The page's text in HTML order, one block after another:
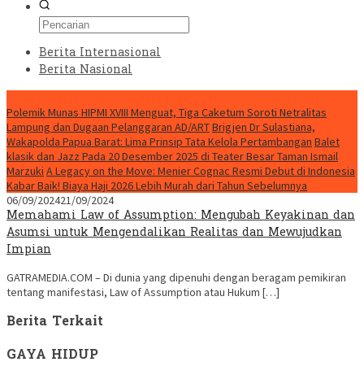
Berita Internasional
Berita Nasional
Polemik Munas HIPMI XVIII Menguat, Tiga Caketum Soroti Netralitas
Lampung dan Dugaan Pelanggaran AD/ARTBrigjen Dr Sulastiana,
Wakapolda Papua Barat: Lima Prinsip Tata Kelola Pertambangan Balet
klasik dan Jazz Pada 20 Desember 2025 di Teater Besar Taman Ismail
Marzuki A Legacy on the Move: Menier Cognac Resmi Debut di Indonesia
Kabar Baik! Biaya Haji 2026 Lebih Murah dari Tahun Sebelumnya
06/09/202421/09/2024
Memahami Law of Assumption: Mengubah Keyakinan dan
Asumsi untuk Mengendalikan Realitas dan Mewujudkan
Impian
GATRAMEDIA.COM – Di dunia yang dipenuhi dengan beragam pemikiran
tentang manifestasi, Law of Assumption atau Hukum […]
Berita Terkait
GAYA HIDUP